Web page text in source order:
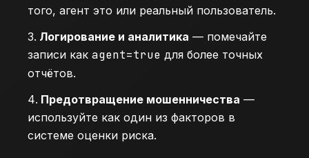
того, агент это или реальный пользователь.
Логирование и аналитика — помечайте
записи как agent=true для более точных
отчётов.
Предотвращение мошенничества —
используйте как один из факторов в
системе оценки риска.